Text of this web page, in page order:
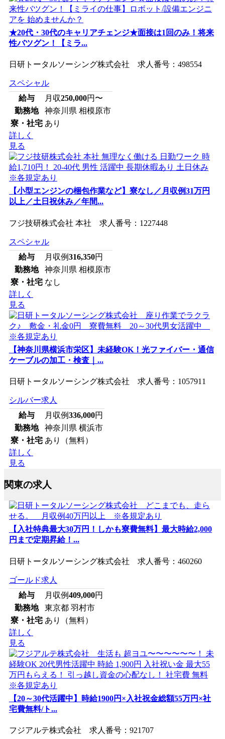
★20代・30代のキャリアチェンジ★面接は1回のみ！将来
性バツグン！【ミラ...
日研トータルソーシング株式会社 求人番号：498554
スペシャル
給与
月収250,000円〜
勤務地
神奈川県 相模原市
寮・社宅 あり
詳しく
見る
【小型エンジンの梱包作業など】寮なし／月収例31万円
以上／土日祝休み／年間...
フジ技研株式会社 本社 求人番号：1227448
スペシャル
給与
月収例316,350円
勤務地
神奈川県 相模原市
寮・社宅 なし
詳しく
見る
【神奈川県横浜市栄区】未経験OK！光ファイバー・通信
ケーブルの加工・検査｜...
日研トータルソーシング株式会社 求人番号：1057911
シルバー求人
給与
月収例336,000円
勤務地
神奈川県 横浜市
寮・社宅 あり（無料）
詳しく
見る
関東の求人
【入社特典最大30万円！しかも寮費無料】最大時給2,000
円まで定期昇給！...
日研トータルソーシング株式会社 求人番号：460260
ゴールド求人
給与
月収例409,000円
勤務地
東京都 羽村市
寮・社宅 あり（無料）
詳しく
見る
【20～30代活躍中】時給1900円×入社祝金総額55万円×社
宅費無料/ト...
フジアルテ株式会社 求人番号：921707